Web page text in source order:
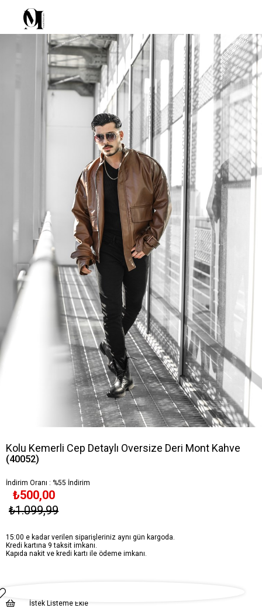
Kolu Kemerli Cep Detaylı Oversize Deri Mont Kahve
(40052)
İndirim Oranı : %55 İndirim
₺1.099,99
₺500,00
15:00 e kadar verilen siparişleriniz aynı gün kargoda.
Kredi kartına 9 taksit imkanı.
Kapıda nakit ve kredi kartı ile ödeme imkanı.
İstek Listeme Ekle